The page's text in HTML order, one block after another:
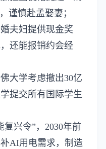
谨慎赴孟娶妻；
夫妇提供现金奖
还能报销约会经
大学考虑撤出30亿
提交所有国际学生
复兴令”，2030年前
AI用电需求，制造